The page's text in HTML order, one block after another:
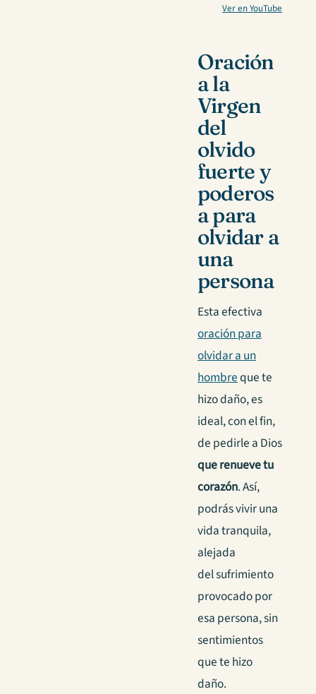
Ver en YouTube
Oración
a la
Virgen
del
olvido
fuerte y
poderos
a para
olvidar a
una
persona
Esta efectiva
oración para
olvidar a un
hombreque te
hizo daño, es
ideal, con el fin,
de pedirle a Dios
que renueve tu
corazón. Así,
podrás vivir una
vida tranquila,
alejada
del sufrimiento
provocado por
esa persona, sin
sentimientos
que te hizo
daño.